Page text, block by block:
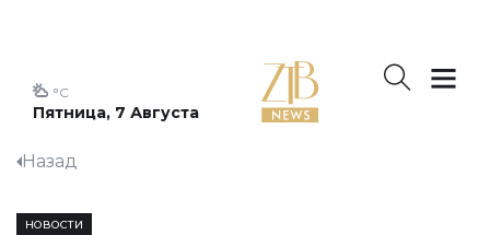
Пятница, 7 Августа
°C
Назад
НОВОСТИ